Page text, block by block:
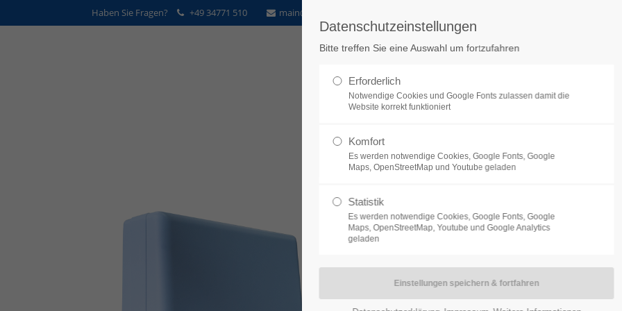
Haben Sie Fragen? +49 34771 510 main@vtq.de
ELECTRONIC MANUFACTURING
SupraLink Outdoor 15dB
Eigenschaften:
Datenschutzeinstellungen
Bitte treffen Sie eine Auswahl um fortzufahren
Erforderlich
Notwendige Cookies und Google Fonts zulassen damit die
Website korrekt funktioniert
Komfort
Es werden notwendige Cookies, Google Fonts, Google
Maps, OpenStreetMap und Youtube geladen
Statistik
Es werden notwendige Cookies, Google Fonts, Google
Maps, OpenStreetMap, Youtube und Google Analytics
geladen